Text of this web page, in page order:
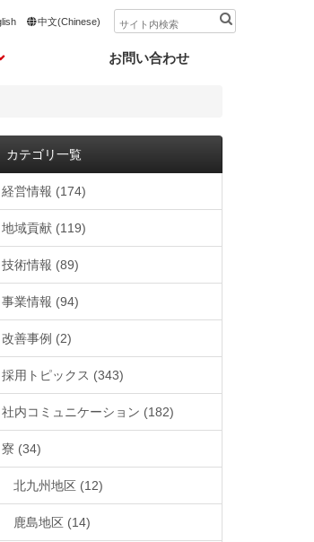
中文(Chinese)
お問い合わせ
カテゴリ一覧
経営情報 (174)
地域貢献 (119)
技術情報 (89)
事業情報 (94)
改善事例 (2)
採用トピックス (343)
社内コミュニケーション (182)
寮 (34)
北九州地区 (12)
鹿島地区 (14)